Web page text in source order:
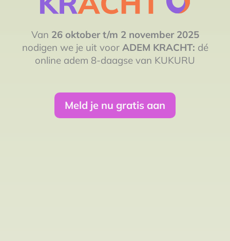
Van 26 oktober t/m 2 november 2025
nodigen we je uit voor ADEM KRACHT: dé
online adem 8-daagse van KUKURU
Meld je nu gratis aan